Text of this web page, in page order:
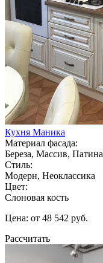
Кухня Маника
Материал фасада:
Береза, Массив, Патина
Стиль:
Модерн, Неоклассика
Цвет:
Слоновая кость
Цена: от 48 542 руб.
Рассчитать